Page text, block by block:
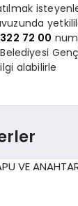
72 00
alabilirle